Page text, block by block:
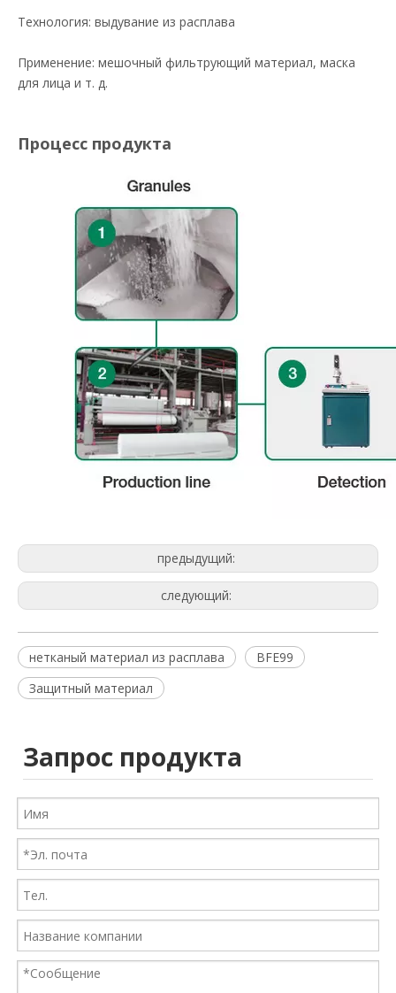
Технология: выдувание из расплава
Применение: мешочный фильтрующий материал, маска
для лица и т. д.
Процесс продукта
предыдущий:
следующий:
нетканый материал из расплава
BFE99
Защитный материал
Запрос продукта